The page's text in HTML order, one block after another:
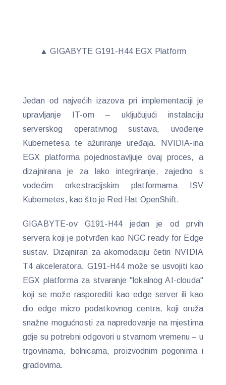
▲ GIGABYTE G191-H44 EGX Platform
Jedan od najvećih izazova pri implementaciji je
upravljanje IT-om – uključujući instalaciju
serverskog operativnog sustava, uvođenje
Kubernetesa te ažuriranje uređaja. NVIDIA-ina
EGX platforma pojednostavljuje ovaj proces, a
dizajnirana je za lako integriranje, zajedno s
vodećim orkestracijskim platformama ISV
Kubernetes, kao što je Red Hat OpenShift.
GIGABYTE-ov G191-H44 jedan je od prvih
servera koji je potvrđen kao NGC ready for Edge
sustav. Dizajniran za akomodaciju četiri NVIDIA
T4 akceleratora, G191-H44 može se usvojiti kao
EGX platforma za stvaranje "lokalnog AI-clouda"
koji se može rasporediti kao edge server ili kao
dio edge micro podatkovnog centra, koji oruža
snažne mogućnosti za napredovanje na mjestima
gdje su potrebni odgovori u stvarnom vremenu – u
trgovinama, bolnicama, proizvodnim pogonima i
gradovima.